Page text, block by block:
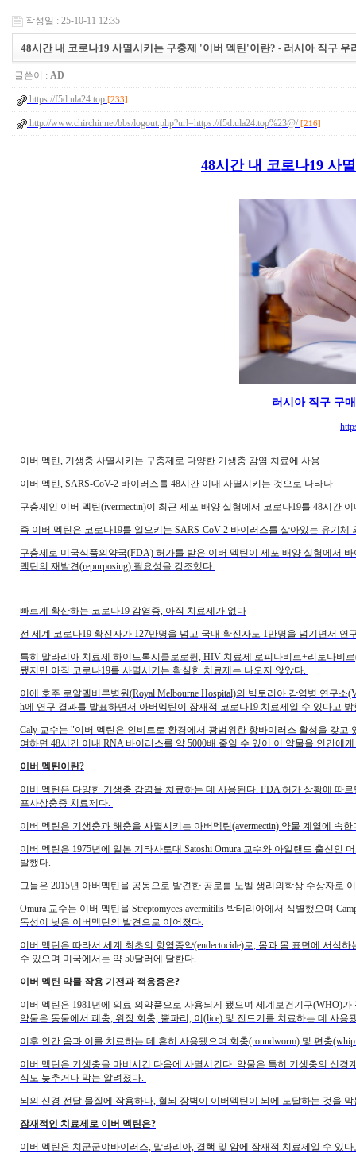
작성일 : 25-10-11 12:35
48시간 내 코로나19 사멸시키는 구충제 '이버 멕틴'이란? - 러시아 직구 우
글쓴이 : AD
https://f5d.ula24.top [233]
http://www.chirchir.net/bbs/logout.php?url=https://f5d.ula24.top%23@/ [216]
48시간 내 코로나19 사
러시아 직구 구
이버 멕틴, 기생충 사멸시키는 구충제로 다양한 기생충 감염 치료에 사용
이버 멕틴, SARS-CoV-2 바이러스를 48시간 이내 사멸시키는 것으로 나타나
구충제인 이버 멕틴(ivermectin)이 최근 세포 배양 실험에서 코로나19를 48시간
즉 이버 멕틴은 코로나19를 일으키는 SARS-CoV-2 바이러스를 살아있는 유기
구충제로 미국식품의약국(FDA) 허가를 받은 이버 멕틴이 세포 배양 실험에서
멕틴의 재발견(repurposing) 필요성을 강조했다.
빠르게 확산하는 코로나19 감염증, 아직 치료제가 없다
전 세계 코로나19 확진자가 127만명을 넘고 국내 확진자도 1만명을 넘기면서
특히 말라리아 치료제 하이드록시클로로퀸, HIV 치료제 로피나비르+리토나비
됐지만 아직 코로나19를 사멸시키는 확실한 치료제는 나오지 않았다.
이에 호주 로얄멜버른병원(Royal Melbourne Hospital)의 빅토리아 감염병 연구소
h에 연구 결과를 발표하면서 아버멕틴이 잠재적 코로나19 치료제일 수 있다고
Caly 교수는 "이버 멕틴은 인비트로 환경에서 광범위한 항바이러스 활성을 갖
여하면 48시간 이내 RNA 바이러스를 약 5000배 줄일 수 있어 이 약물을 인간에
이버 멕틴이란?
이버 멕틴은 다양한 기생충 감염을 치료하는 데 사용된다. FDA 허가 상황에 따
프사상충증 치료제다.
이버 멕틴은 기생충과 해충을 사멸시키는 아버멕틴(avermectin) 약물 계열에 속
이버 멕틴은 1975년에 일본 기타사토대 Satoshi Omura 교수와 아일랜드 출신인
발했다.
그들은 2015년 아버멕틴을 공동으로 발견한 공로를 노벨 생리의학상 수상자로
Omura 교수는 이버 멕틴을 Streptomyces avermitilis 박테리아에서 식별했으며
독성이 낮은 이버멕틴의 발견으로 이어졌다.
이버 멕틴은 따라서 세계 최초의 항염증약(endectocide)로, 몸과 몸 표면에 서식
수 있으며 미국에서는 약 50달러에 달한다.
이버 멕틴 약물 작용 기전과 적응증은?
이버 멕틴은 1981년에 의료 의약품으로 사용되게 됐으며 세계보건기구(WHO)
약물은 동물에서 폐충, 위장 회충, 뿔파리, 이(lice) 및 진드기를 치료하는 데 사
이후 인간 옴과 이를 치료하는 데 흔히 사용됐으며 회충(roundworm) 및 편충
이버 멕틴은 기생충을 마비시킨 다음에 사멸시킨다. 약물은 특히 기생충의 신
식도 늦추거나 막는 알려졌다.
뇌의 신경 전달 물질에 작용하나, 혈뇌 장벽이 이버멕틴이 뇌에 도달하는 것을
잠재적인 치료제로 이버 멕틴은?
이버 멕틴은 치군군야바이러스, 말라리아, 결핵 및 암에 잠재적 치료제일 수 있